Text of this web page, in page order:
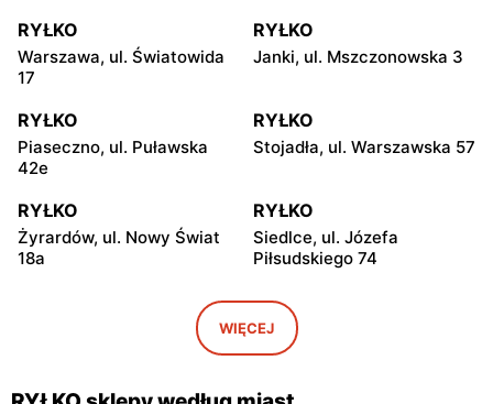
RYŁKO
Warszawa, ul. Światowida
17
RYŁKO
Janki, ul. Mszczonowska 3
RYŁKO
Piaseczno, ul. Puławska
42e
RYŁKO
Stojadła, ul. Warszawska 57
RYŁKO
Żyrardów, ul. Nowy Świat
18a
RYŁKO
Siedlce, ul. Józefa
Piłsudskiego 74
Płock, ul. Wyszogrodzka
RYŁKO
Radom, ul. Bolesława
Chrobrego 1
RYŁKO RYŁKO
WIĘCEJ